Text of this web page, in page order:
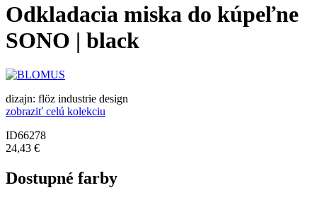
Odkladacia miska do kúpeľne
SONO | black
dizajn: flöz industrie design
zobraziť celú kolekciu
ID66278
24,43 €
Dostupné farby